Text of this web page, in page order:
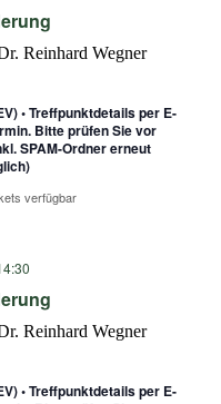
Reinhard Wegner
• Treffpunktdetails per E-
Bitte prüfen Sie vor
SPAM-Ordner erneut
verfügbar
Reinhard Wegner
• Treffpunktdetails per E-